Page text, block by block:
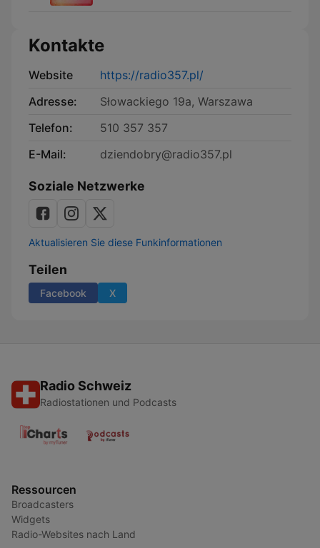
Kontakte
Website
https://radio357.pl/
Adresse:
Słowackiego 19a, Warszawa
Telefon:
510 357 357
E-Mail:
dziendobry@radio357.pl
Soziale Netzwerke
Aktualisieren Sie diese Funkinformationen
Teilen
Facebook X
Radio Schweiz
Radiostationen und Podcasts
Ressourcen
Broadcasters
Widgets
Radio-Websites nach Land